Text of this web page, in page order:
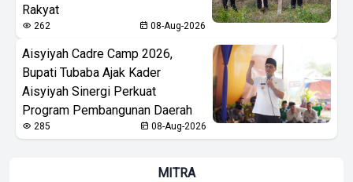
Rakyat
262 08-Aug-2026
Aisyiyah Cadre Camp 2026,
Bupati Tubaba Ajak Kader
Aisyiyah Sinergi Perkuat
Program Pembangunan Daerah
285 08-Aug-2026
MITRA